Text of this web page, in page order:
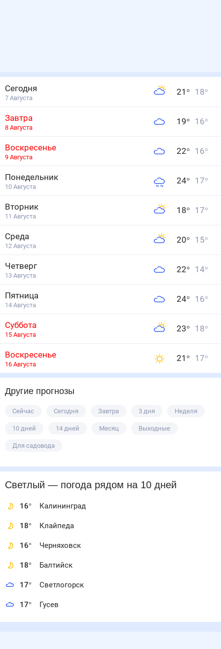
Сегодня
7 Августа
21 ° 18°
Завтра
8 Августа
19° 16°
Воскресенье
9 Августа
22° 16°
Понедельник
10 Августа
24° 17°
Вторник
11 Августа
18° 17°
Среда
12 Августа
20° 15°
Четверг
13 Августа
22° 14°
Пятница
14 Августа
24° 16°
Суббота
15 Августа
23° 18°
Воскресенье
16 Августа
21 ° 17°
Другие прогнозы
Сейчас Сегодня Завтра 3 дня Неделя
10 дней 14 дней Месяц Выходные
Для садовода
Светлый— погода рядомна 10 дней
16° Калининград
18° Клайпеда
16° Черняховск
18° Балтийск
17° Светлогорск
17° Гусев